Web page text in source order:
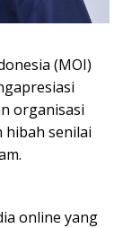
(MOI)
organisasi
hibah senilai
online yang